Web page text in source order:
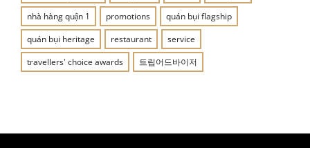
nhà hàng quận 1
promotions
quán bụi flagship
quán bụi heritage
restaurant
service
travellers' choice awards
트립어드바이저